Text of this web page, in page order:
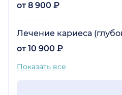
от 8 900 ₽
Лечение кариеса
от 10 900 ₽
Показать все